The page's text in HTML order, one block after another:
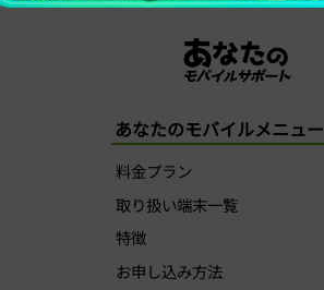
あなたのモバイルメニュー
料金プラン
取り扱い端末一覧
特徴
お申し込み方法